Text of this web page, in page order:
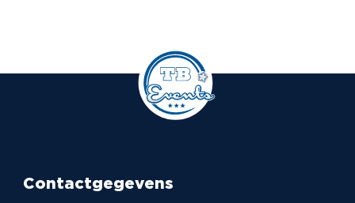
Contactgegevens